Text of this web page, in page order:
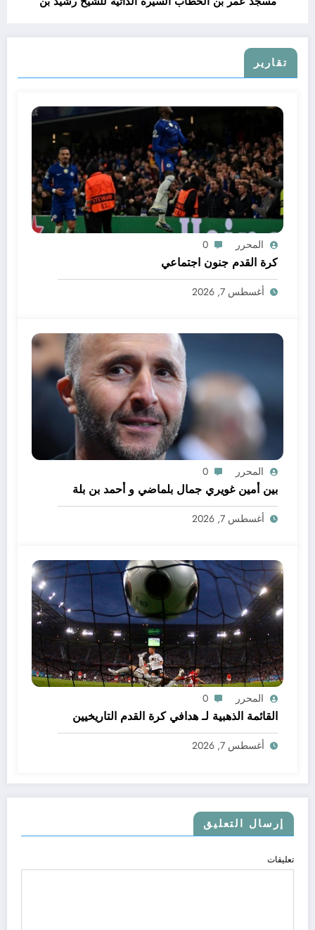
تقارير
المحرر 0
كرة القدم جنون اجتماعي
أغسطس 7, 2026
المحرر 0
بين أمين غويري جمال بلماضي و أحمد بن بلة
أغسطس 7, 2026
المحرر 0
القائمة الذهبية لـ هدافي كرة القدم التاريخيين
أغسطس 7, 2026
إرسال التعليق
تعليقات